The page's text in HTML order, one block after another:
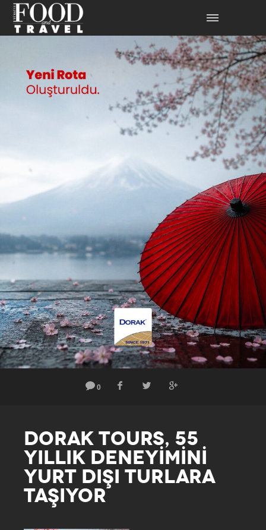
0
DORAK TOURS, 55
YILLIK DENEYİMİNİ
YURT DIŞI TURLARA
TAŞIYOR